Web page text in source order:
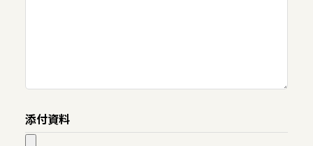
添付資料